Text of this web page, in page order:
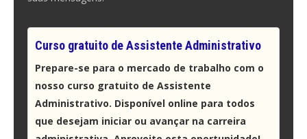
Curso gratuito de Assistente Administrativo
Prepare-se para o mercado de trabalho com o
nosso curso gratuito de Assistente
Administrativo. Disponível online para todos
que desejam iniciar ou avançar na carreira